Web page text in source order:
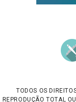
TODOS OS
REPRODUÇÃO TOTAL